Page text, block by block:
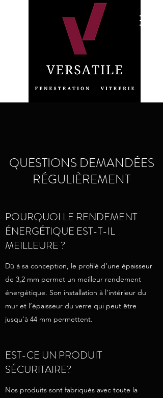
QUESTIONS DEMANDÉES
RÉGULIÈREMENT
POURQUOI LE RENDEMENT
ÉNERGÉTIQUE EST-T-IL
MEILLEURE ?
Dû à sa conception, le profilé d’une épaisseur
de 3,2 mm permet un meilleur rendement
énergétique. Son installation à l’intérieur du
mur et l’épaisseur du verre qui peut être
jusqu’à 44 mm permettent.
EST-CE UN PRODUIT
SÉCURITAIRE?
Nos produits sont fabriqués avec toute la